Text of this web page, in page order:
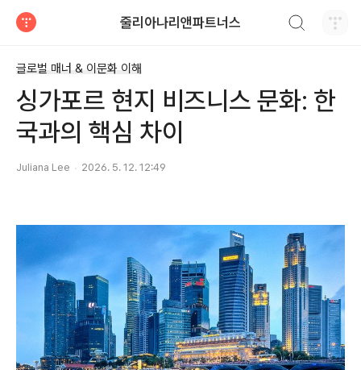
줄리아나리앤파트너스
글로벌 매너 & 이문화 이해
싱가포르 현지 비즈니스 문화: 한
국과의 핵심 차이
Juliana Lee 2026. 5. 12. 12:49